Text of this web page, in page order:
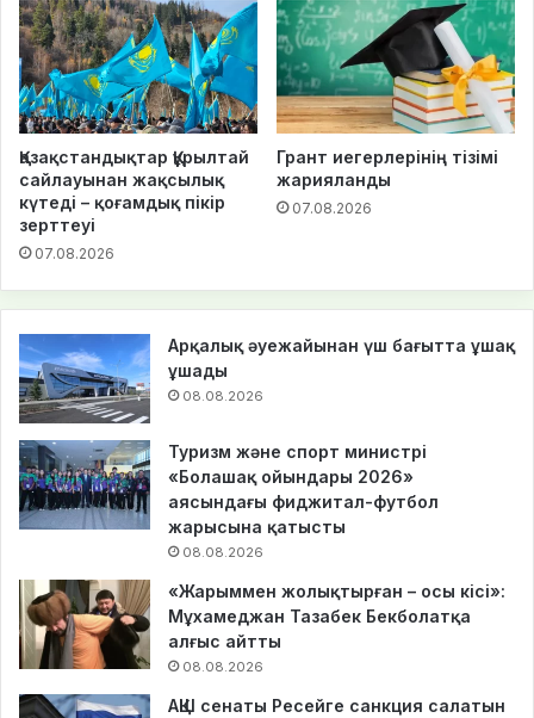
Қазақстандықтар Құрылтай
сайлауынан жақсылық
күтеді – қоғамдық пікір
зерттеуі
07.08.2026
Грант иегерлерінің тізімі
жарияланды
07.08.2026
Арқалық әуежайынан үш бағытта ұшақ
ұшады
08.08.2026
Туризм және спорт министрі
«Болашақ ойындары 2026»
аясындағы фиджитал-футбол
жарысына қатысты
08.08.2026
«Жарыммен жолықтырған – осы кісі»:
Мұхамеджан Тазабек Бекболатқа
алғыс айтты
08.08.2026
АҚШ сенаты Ресейге санкция салатын